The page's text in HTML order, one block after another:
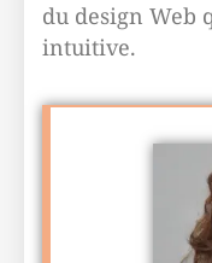
du design Web
intuitive.